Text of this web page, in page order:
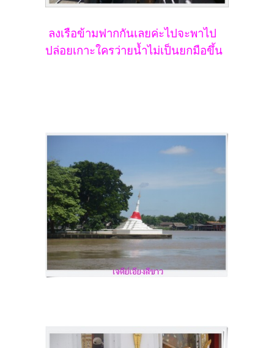
ลงเรือข้ามฟากกันเลยค่ะไปจะพาไป
ปล่อยเกาะใครว่ายน้ำไม่เป็นยกมือขึ้น